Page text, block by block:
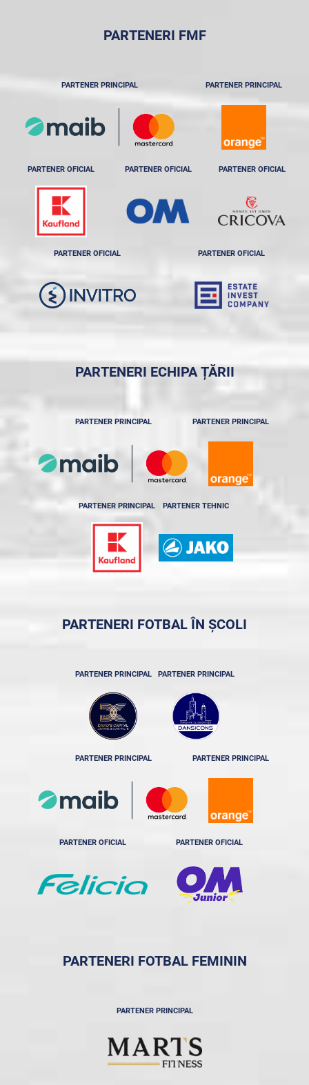
PARTENERI FMF
PARTENER PRINCIPAL PARTENER PRINCIPAL
PARTENER OFICIAL PARTENER OFICIAL PARTENER OFICIAL
PARTENER OFICIAL PARTENER OFICIAL
PARTENERI ECHIPA ȚĂRII
PARTENER PRINCIPAL PARTENER PRINCIPAL
PARTENER PRINCIPAL PARTENER TEHNIC
PARTENERI FOTBAL ÎN ȘCOLI
PARTENER PRINCIPAL PARTENER PRINCIPAL
PARTENER PRINCIPAL PARTENER PRINCIPAL
PARTENER OFICIAL PARTENER OFICIAL
PARTENERI FOTBAL FEMININ
PARTENER PRINCIPAL